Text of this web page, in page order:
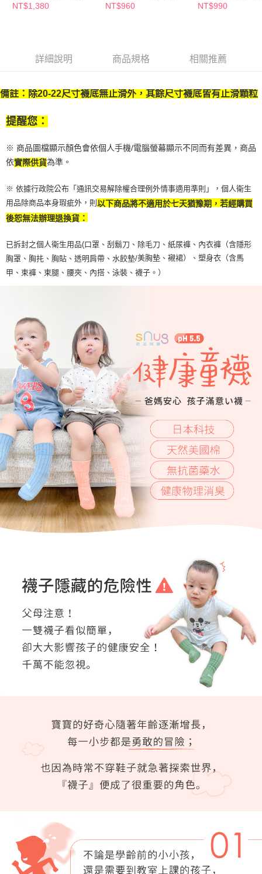
１．透過由恩沛科技股份有限公司提供之「AFTEE先享後付」服務完成之交
３．未成年的使用者請事先徵得法定代理人或監護人之同意方可使用
４．使用「AFTEE先享後付」時，將依據個別帳號之用戶狀況，依本公司即
時審查核予不同之上限額度；若仍有額度不足之情形，本公司將視審查結果
５．嚴禁一人註冊多個帳號或使用他人資訊註冊。若發現惡意使用之情形，
卡藍)-多尺寸任選
NT$1,380
米-多尺寸任選
NT$960
梨綠)-多尺寸任選
NT$990
詳細說明 商品規格 相關推薦
備註：除20-22尺寸襪底無止滑外，其餘尺寸襪底皆有止滑顆粒
提醒您：
※ 商品圖檔顯示顏色會依個人手機/電腦螢幕顯示不同而有差異，商品
依實際供貨為準。
※ 依據行政院公布「通訊交易解除權合理例外情事適用準則」，個人衛生
用品除商品本身瑕疵外，則以下商品將不適用於七天猶豫期，若經購買
後恕無法辦理退換貨：
已拆封之個人衛生用品(口罩、刮鬍刀、除毛刀、紙尿褲、內衣褲（含隱形
胸罩、胸扥、胸貼、透明肩帶、水餃墊/美胸墊、襯裙）、塑身衣（含馬
甲、束褲、束腿、腰夾、內搭、泳裝、襪子。）